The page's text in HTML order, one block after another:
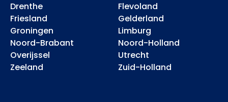
Drenthe
Flevoland
Friesland
Gelderland
Groningen
Limburg
Noord-Brabant
Noord-Holland
Overijssel
Utrecht
Zeeland
Zuid-Holland